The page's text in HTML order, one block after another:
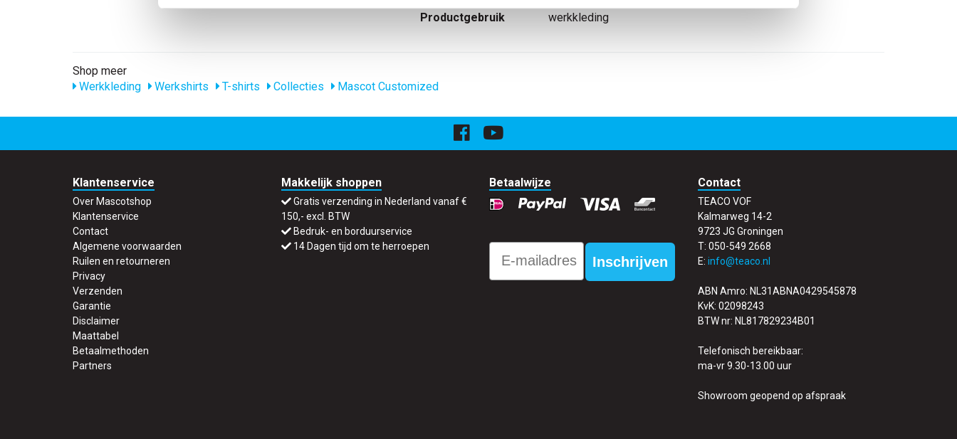
Productgebruik
werkkleding
Shop meer
Werkkleding
Werkshirts T-shirts Collecties Mascot Customized
Klantenservice
Over Mascotshop
Klantenservice
Contact
Algemene voorwaarden
Ruilen en retourneren
Privacy
Verzenden
Garantie
Disclaimer
Maattabel
Betaalmethoden
Partners
Makkelijk shoppen
Gratis verzending in Nederland vanaf €
150,- excl. BTW
Bedruk- en borduurservice
14 Dagen tijd om te herroepen
Betaalwijze
Email
Inschrijven
Contact
TEACO VOF
Kalmarweg 14-2
9723 JG Groningen
T: 050-549 2668
E: info@teaco.nl
ABN Amro: NL31ABNA0429545878
KvK: 02098243
BTW nr: NL817829234B01
Telefonisch bereikbaar:
ma-vr 9.30-13.00 uur
Showroom geopend op afspraak